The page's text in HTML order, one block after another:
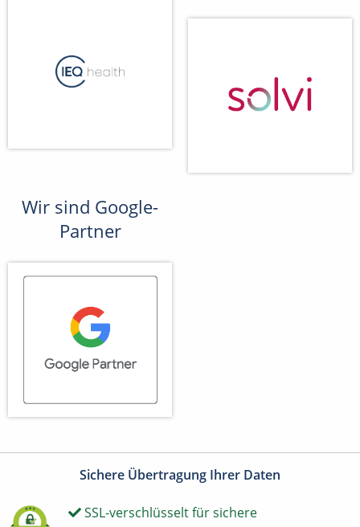
Wir sind Google-
Partner
Sichere Übertragung Ihrer Daten
SSL-verschlüsselt für sichere